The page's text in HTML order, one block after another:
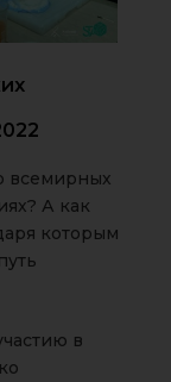
всемирных
А как
которым
в